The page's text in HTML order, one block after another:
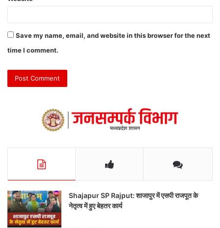
Save my name, email, and website in this browser for the next
time I comment.
Shajapur SP Rajput: शाजापुर में एसपी राजपूत के
नेतृत्व में हुए बेहतर कार्य